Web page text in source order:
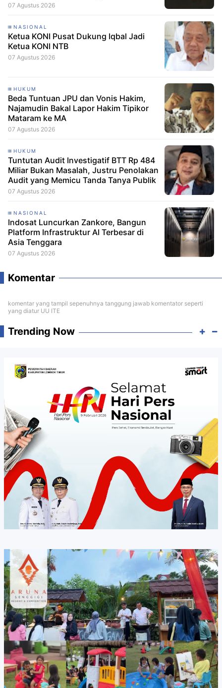
07 Agustus 2026
NASIONAL
Ketua KONI Pusat Dukung Iqbal Jadi
Ketua KONI NTB
07 Agustus 2026
HUKUM
Beda Tuntuan JPU dan Vonis Hakim,
Najamudin Bakal Lapor Hakim Tipikor
Mataram ke MA
07 Agustus 2026
HUKUM
Tuntutan Audit Investigatif BTT Rp 484
Miliar Bukan Masalah, Justru Penolakan
Audit yang Memicu Tanda Tanya Publik
07 Agustus 2026
NASIONAL
Indosat Luncurkan Zankore, Bangun
Platform Infrastruktur AI Terbesar di
Asia Tenggara
07 Agustus 2026
Komentar
komentar yang tampil sepenuhnya tanggung jawab komentator seperti
yang diatur UU ITE
Trending Now